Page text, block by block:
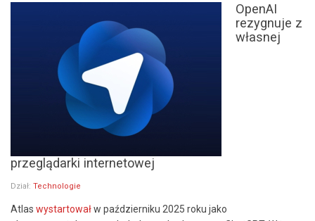
OpenAI
rezygnuje z
własnej
przeglądarki internetowej
Dział: Technologie
Atlas wystartowałw październiku 2025 roku jako